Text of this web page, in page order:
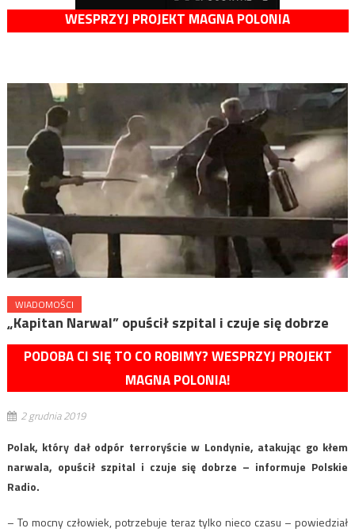
WESPRZYJ PROJEKT MAGNA POLONIA
WIADOMOŚCI
„Kapitan Narwal” opuścił szpital i czuje się dobrze
PODOBA CI SIĘ TO CO ROBIMY? WESPRZYJ PROJEKT
MAGNA POLONIA!
2 grudnia 2019
Polak, który dał odpór terroryście w Londynie, atakując go kłem
narwala, opuścił szpital i czuje się dobrze – informuje Polskie
Radio.
– To mocny człowiek, potrzebuje teraz tylko nieco czasu – powiedział